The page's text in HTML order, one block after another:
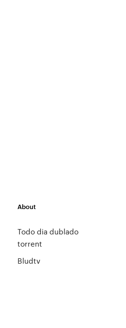
About
Todo dia dublado
torrent
Bludtv